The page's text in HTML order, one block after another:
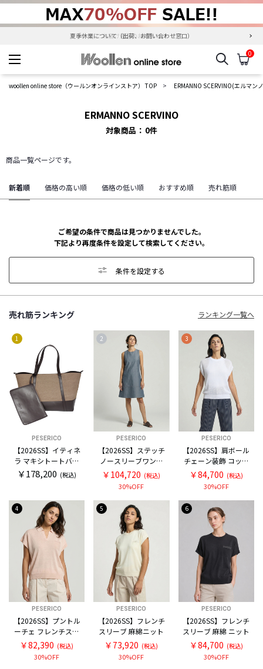
夏季休業について（出荷、お問い合わせ窓口）
＜ お届け遅延のお知らせ ＞
woollen online store
検索 カ
0
woollen online store（ウールンオンラインストア） TOP ERMANNO SCERVINO(エルマン
ERMANNO SCERVINO
対象商品 0件
商品一覧ページです。
新着順 価格の高い順 価格の低い順 おすすめ順 売れ筋順
ご希望の条件で商品は見つかりませんでした。
下記より再度条件を設定して検索してください。
条件を設定する
売れ筋ランキング ランキング一覧へ
1
PESERICO
【2026SS】イティネ
ラ マキシトートバッ
グ
￥178,200 (税込)
2
PESERICO
【2026SS】ステッチ
ノースリーブワンピ
ース
￥104,720 (税込)
30%OFF
3
PESERICO
【2026SS】肩ボール
チェーン装飾 コット
ン フレンチスリーブ
ニット
￥84,700 (税込)
30%OFF
4
PESERICO
【2026SS】プントル
ーチェ フレンチスリ
ーブ スキッパー麻綿
ニット
￥82,390 (税込)
30%OFF
5
PESERICO
【2026SS】フレンチ
スリーブ 麻綿ニット
￥73,920 (税込)
30%OFF
6
PESERICO
【2026SS】フレンチ
スリーブ 麻綿 ニット
￥84,700 (税込)
30%OFF